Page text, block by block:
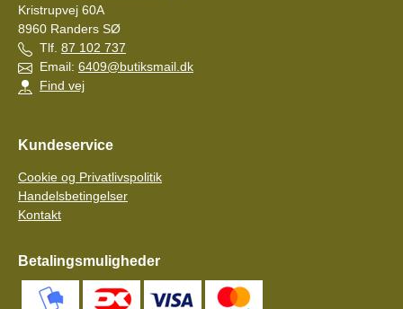
Kristrupvej 60A
8960 Randers SØ
Tlf. 87 102 737
Email: 6409@butiksmail.dk
Find vej
Kundeservice
Cookie og Privatlivspolitik
Handelsbetingelser
Kontakt
Betalingsmuligheder